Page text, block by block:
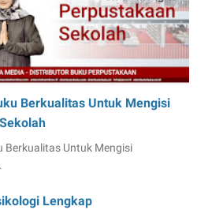
Berkualitas Untuk Mengisi
Berkualitas Untuk Mengisi
Lengkap